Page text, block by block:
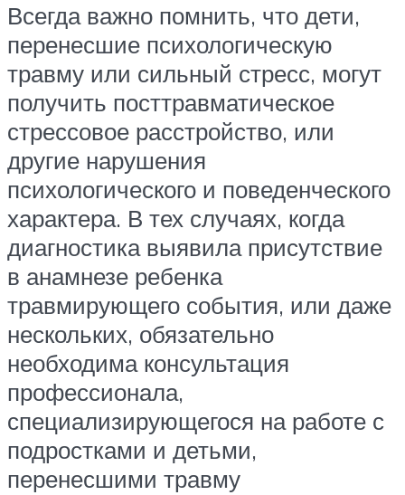
Всегда важно помнить, что дети,
перенесшие психологическую
травму или сильный стресс, могут
получить посттравматическое
стрессовое расстройство, или
другие нарушения
психологического и поведенческого
характера. В тех случаях, когда
диагностика выявила присутствие
в анамнезе ребенка
травмирующего события, или даже
нескольких, обязательно
необходима консультация
профессионала,
специализирующегося на работе с
подростками и детьми,
перенесшими травму